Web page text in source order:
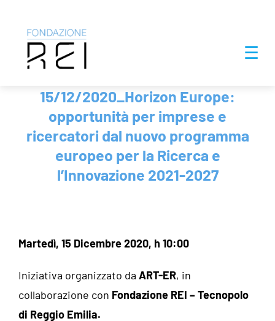
☰
15/12/2020_Horizon Europe:
opportunità per imprese e
ricercatori dal nuovo programma
europeo per la Ricerca e
l’Innovazione 2021-2027
Martedì, 15 Dicembre 2020, h 10:00
Iniziativa organizzato da ART-ER, in
collaborazione con Fondazione REI – Tecnopolo
di Reggio Emilia.